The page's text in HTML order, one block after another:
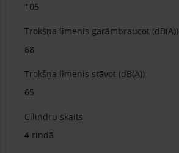
105
Trokšņa līmenis garāmbraucot (dB(A))
68
Trokšņa līmenis stāvot (dB(A))
65
Cilindru skaits
4 rindā